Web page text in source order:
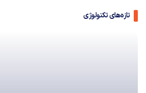
تازه‌های تکنولوژی